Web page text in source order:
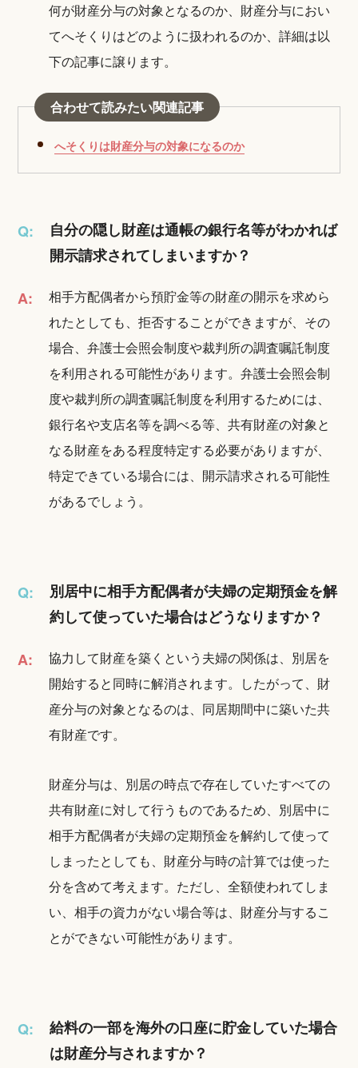
何が財産分与の対象となるのか、財産分与におい
てへそくりはどのように扱われるのか、詳細は以
下の記事に譲ります。
合わせて読みたい関連記事
へそくりは財産分与の対象になるのか
Q:
自分の隠し財産は通帳の銀行名等がわかれば
開示請求されてしまいますか？
A:
相手方配偶者から預貯金等の財産の開示を求めら
れたとしても、拒否することができますが、その
場合、弁護士会照会制度や裁判所の調査嘱託制度
を利用される可能性があります。弁護士会照会制
度や裁判所の調査嘱託制度を利用するためには、
銀行名や支店名等を調べる等、共有財産の対象と
なる財産をある程度特定する必要がありますが、
特定できている場合には、開示請求される可能性
があるでしょう。
Q:
別居中に相手方配偶者が夫婦の定期預金を解
約して使っていた場合はどうなりますか？
A:
協力して財産を築くという夫婦の関係は、別居を
開始すると同時に解消されます。したがって、財
産分与の対象となるのは、同居期間中に築いた共
有財産です。
財産分与は、別居の時点で存在していたすべての
共有財産に対して行うものであるため、別居中に
相手方配偶者が夫婦の定期預金を解約して使って
しまったとしても、財産分与時の計算では使った
分を含めて考えます。ただし、全額使われてしま
い、相手の資力がない場合等は、財産分与するこ
とができない可能性があります。
Q:
給料の一部を海外の口座に貯金していた場合
は財産分与されますか？